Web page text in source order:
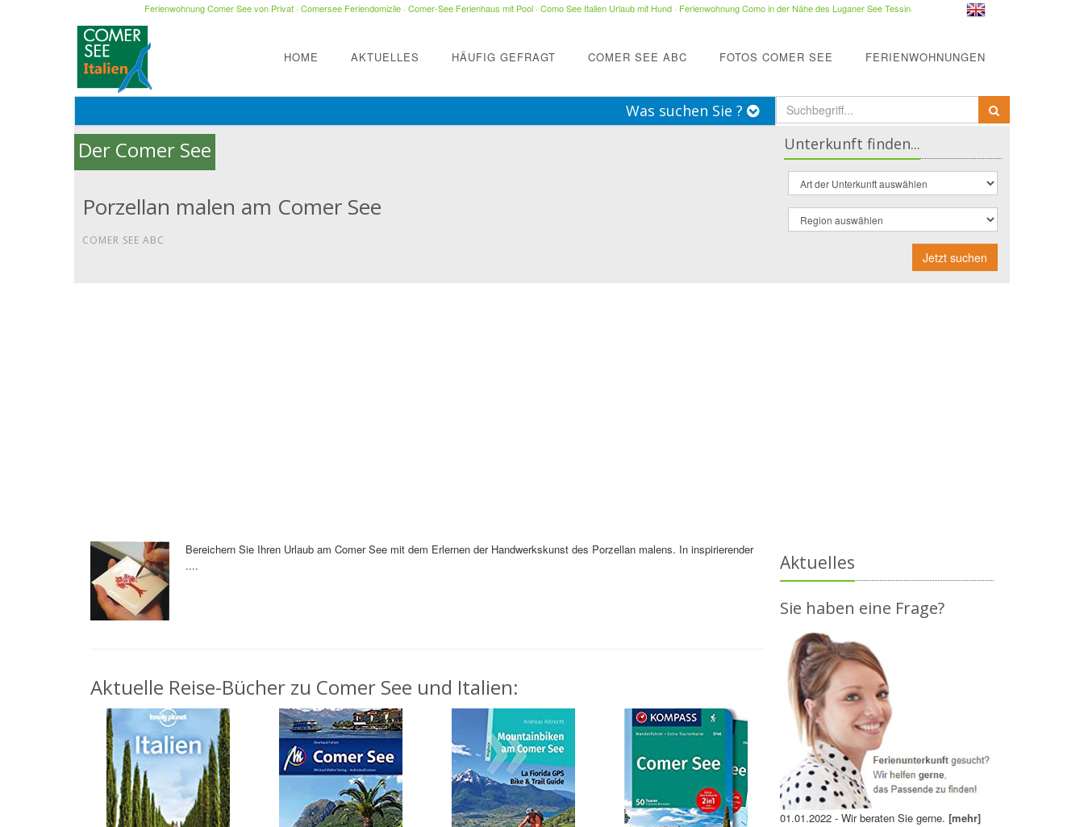
Ferienwohnung Comer See von Privat· Comersee Feriendomizile· Comer-See Ferienhaus mit Pool· Como See Italien Urlaub mit Hund· Ferienwohnung Como in der Nähe des Luganer See Tessin·
HOME AKTUELLES HÄUFIG GEFRAGT COMER SEE ABC FOTOS COMER SEE FERIENWOHNUNGEN
Was suchen Sie ?
Der Comer See
Porzellan malen am Comer See
COMER SEE ABC
Unterkunft finden...
Jetzt suchen
Bereichern Sie Ihren Urlaub am Comer See mit dem Erlernen der Handwerkskunst des Porzellan malens. In inspirierender
....
Aktuelle Reise-Bücher zu Comer See und Italien:
Aktuelles
Sie haben eine Frage?
01.01.2022 - Wir beraten Sie gerne. [mehr]